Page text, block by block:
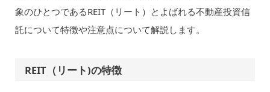
象のひとつであるREIT（リート）とよばれる不動産投資信
託について特徴や注意点について解説します。
REIT（リート)の特徴